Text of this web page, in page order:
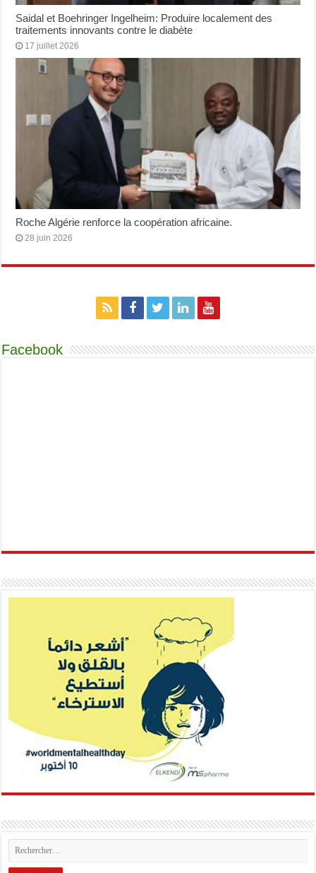
Saidal et Boehringer Ingelheim: Produire localement des
traitements innovants contre le diabète
17 juillet 2026
Roche Algérie renforce la coopération africaine.
28 juin 2026
Facebook